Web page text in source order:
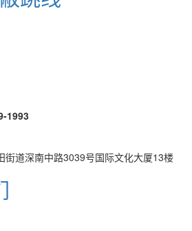
1993
街道深南中路3039号国际文化大厦13楼